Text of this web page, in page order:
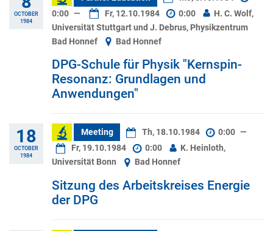
OCTOBER
1984
0:00 — Fr, 12.10.1984 0:00
H. C. Wolf,
Universität Stuttgart und J. Debrus, Physikzentrum
Bad Honnef
Bad Honnef
DPG-Schule für Physik "Kernspin-
Resonanz: Grundlagen und
Anwendungen"
18
OCTOBER
1984
Meeting Th, 18.10.1984 0:00 —
Fr, 19.10.1984
0:00
K. Heinloth,
Universität Bonn
Bad Honnef
Sitzung des Arbeitskreises Energie
der DPG